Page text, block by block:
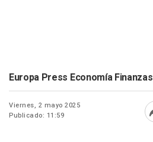
Europa Press Economía Finanzas
Viernes, 2 mayo 2025
Publicado: 11:59